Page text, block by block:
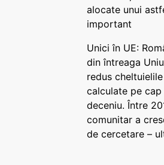
alocate unui
important
Unici în UE:
din întreaga
redus
calculate pe
deceniu. Între
comunitar a
de cercetare –